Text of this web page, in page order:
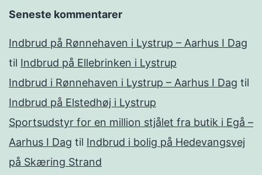
Seneste kommentarer
Indbrud på Rønnehaven i Lystrup – Aarhus I Dag
til Indbrud på Ellebrinken i Lystrup
Indbrud i Rønnehaven i Lystrup – Aarhus I Dag til
Indbrud på Elstedhøj i Lystrup
Sportsudstyr for en million stjålet fra butik i Egå –
Aarhus I Dag til Indbrud i bolig på Hedevangsvej
på Skæring Strand